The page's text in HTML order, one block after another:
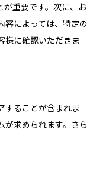
が重要です。次に、お
容によっては、特定の
様に確認いただきま
することが含まれま
が求められます。さら